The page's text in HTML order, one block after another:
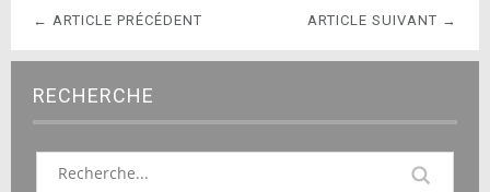
ARTICLE SUIVANT →
← ARTICLE PRÉCÉDENT
RECHERCHE